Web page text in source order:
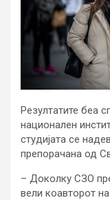
Резултатите беа
национален
студијата се
препорачана од
– Доколку СЗО
вели коавторот